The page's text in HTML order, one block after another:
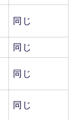
同じ
同じ
同じ
同じ